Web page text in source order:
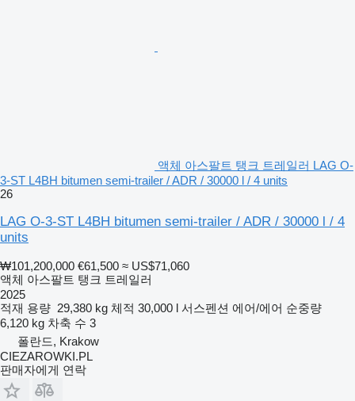
액체 아스팔트 탱크 트레일러 LAG O-
3-ST L4BH bitumen semi-trailer / ADR / 30000 l / 4 units
26
LAG O-3-ST L4BH bitumen semi-trailer / ADR / 30000 l / 4
units
₩101,200,000 €61,500 ≈ US$71,060
액체 아스팔트 탱크 트레일러
2025
적재 용량 29,380 kg 체적 30,000 l 서스펜션 에어/에어 순중량
6,120 kg 차축 수 3
폴란드, Krakow
CIEZAROWKI.PL
판매자에게 연락